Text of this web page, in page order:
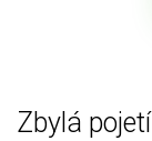
Zbylá pojetí